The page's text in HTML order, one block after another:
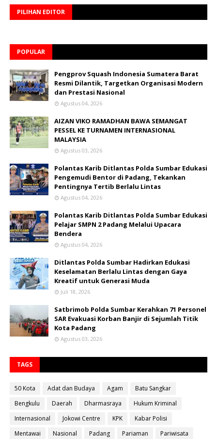
PILIHAN EDITOR
POPULAR
Pengprov Squash Indonesia Sumatera Barat
Resmi Dilantik, Targetkan Organisasi Modern
dan Prestasi Nasional
Agustus 04, 2026
AIZAN VIKO RAMADHAN BAWA SEMANGAT
PESSEL KE TURNAMEN INTERNASIONAL
MALAYSIA
Agustus 03, 2026
Polantas Karib Ditlantas Polda Sumbar Edukasi
Pengemudi Bentor di Padang, Tekankan
Pentingnya Tertib Berlalu Lintas
Agustus 04, 2026
Polantas Karib Ditlantas Polda Sumbar Edukasi
Pelajar SMPN 2 Padang Melalui Upacara
Bendera
Agustus 04, 2026
Ditlantas Polda Sumbar Hadirkan Edukasi
Keselamatan Berlalu Lintas dengan Gaya
Kreatif untuk Generasi Muda
Juli 18, 2026
Satbrimob Polda Sumbar Kerahkan 71 Personel
SAR Evakuasi Korban Banjir di Sejumlah Titik
Kota Padang
Agustus 03, 2026
TAGS
50 Kota Adat dan Budaya Agam
Batu Sangkar
Bengkulu
Daerah Dharmasraya
Hukum Kriminal
Internasional
Jokowi Centre KPK
Kabar Polisi
Mentawai
Nasional Padang Pariaman Pariwisata